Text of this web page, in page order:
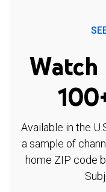
Available in the
a sample of
home ZIP code